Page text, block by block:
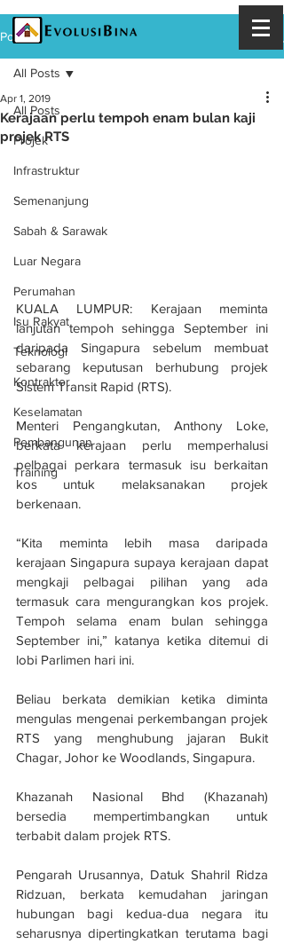
Post
All Posts
Projek
Infrastruktur
Semenanjung
Sabah & Sarawak
Luar Negara
Perumahan
Isu Rakyat
Teknologi
Kontraktor
Keselamatan
Pembangunan
Training
All Posts
Kerajaan perlu tempoh enam bulan kaji
projek RTS
Apr 1, 2019
KUALA LUMPUR: Kerajaan meminta
lanjutan tempoh sehingga September ini
daripada Singapura sebelum membuat
sebarang keputusan berhubung projek
Sistem Transit Rapid (RTS).
Menteri Pengangkutan, Anthony Loke,
berkata kerajaan perlu memperhalusi
pelbagai perkara termasuk isu berkaitan
kos untuk melaksanakan projek
berkenaan.
“Kita meminta lebih masa daripada
kerajaan Singapura supaya kerajaan dapat
mengkaji pelbagai pilihan yang ada
termasuk cara mengurangkan kos projek.
Tempoh selama enam bulan sehingga
September ini,” katanya ketika ditemui di
lobi Parlimen hari ini.
Beliau berkata demikian ketika diminta
mengulas mengenai perkembangan projek
RTS yang menghubung jajaran Bukit
Chagar, Johor ke Woodlands, Singapura.
Khazanah Nasional Bhd (Khazanah)
bersedia mempertimbangkan untuk
terbabit dalam projek RTS.
Pengarah Urusannya, Datuk Shahril Ridza
Ridzuan, berkata kemudahan jaringan
hubungan bagi kedua-dua negara itu
seharusnya dipertingkatkan terutama bagi